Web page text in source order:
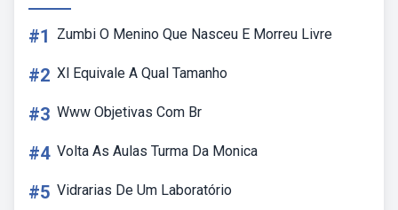
#1 Zumbi O Menino Que Nasceu E Morreu Livre
#2 Xl Equivale A Qual Tamanho
#3 Www Objetivas Com Br
#4 Volta As Aulas Turma Da Monica
#5 Vidrarias De Um Laboratório